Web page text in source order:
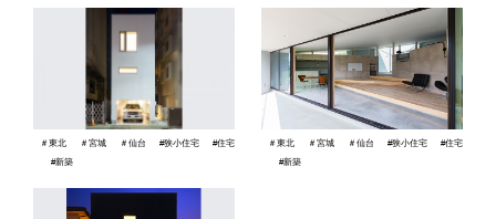
＃東北 ＃宮城 ＃仙台 #狭小住宅
#住宅
#新築
＃東北 ＃宮城 ＃仙台 #狭小住宅
#住宅
#新築